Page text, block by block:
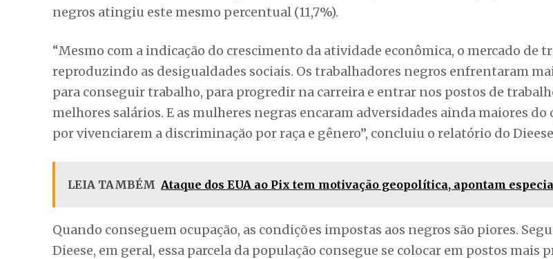
negros atingiu este mesmo percentual (11,7%).
“Mesmo com a indicação do crescimento da atividade econômica, o mercado de
reproduzindo as desigualdades sociais. Os trabalhadores negros enfrentaram
para conseguir trabalho, para progredir na carreira e entrar nos postos de
melhores salários. E as mulheres negras encaram adversidades ainda maiores do
por vivenciarem a discriminação por raça e gênero”, concluiu o relatório do
LEIA TAMBÉM Ataque dos EUA ao Pix tem motivação geopolítica, apontam
Quando conseguem ocupação, as condições impostas aos negros são piores.
Dieese, em geral, essa parcela da população consegue se colocar em postos mais